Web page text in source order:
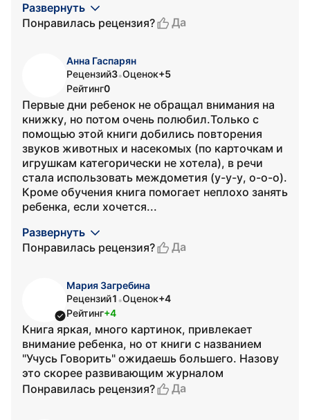
Развернуть
Понравилась рецензия?
Да
Анна Гаспарян
Рецензий3•Оценок+5
Рейтинг0
Первые дни ребенок не обращал внимания на
книжку, но потом очень полюбил.Только с
помощью этой книги добились повторения
звуков животных и насекомых (по карточкам и
игрушкам категорически не хотела), в речи
стала использовать междометия (у-у-у, о-о-о).
Кроме обучения книга помогает неплохо занять
ребенка, если хочется...
Развернуть
Понравилась рецензия?
Да
Мария Загребина
Рецензий1 •Оценок+4
Рейтинг+4
Книга яркая, много картинок, привлекает
внимание ребенка, но от книги с названием
"Учусь Говорить" ожидаешь большего. Назову
это скорее развивающим журналом
Понравилась рецензия?
Да